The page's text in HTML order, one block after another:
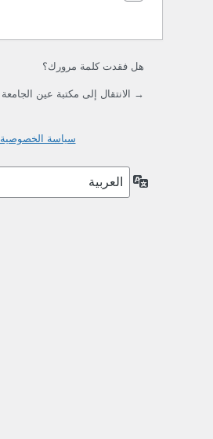
هل فقدت كلمة مرورك؟
→ الانتقال إلى مكتبة عين الجامعة
سياسة الخصوصية
اللغة